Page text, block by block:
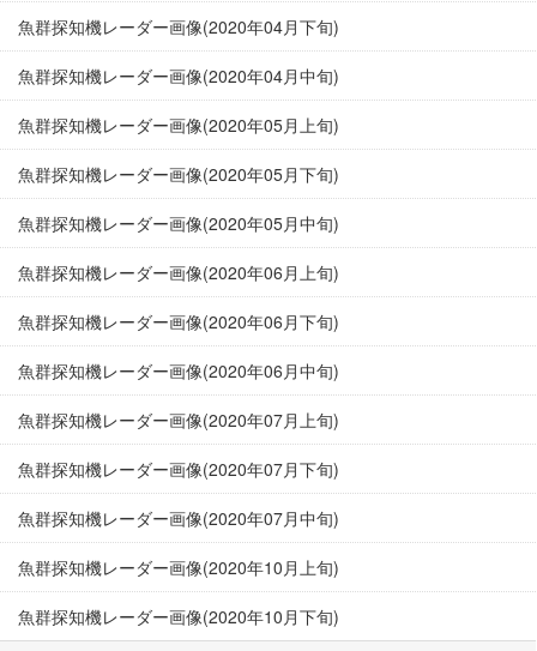
魚群探知機レーダー画像(2020年04月下旬)
魚群探知機レーダー画像(2020年04月中旬)
魚群探知機レーダー画像(2020年05月上旬)
魚群探知機レーダー画像(2020年05月下旬)
魚群探知機レーダー画像(2020年05月中旬)
魚群探知機レーダー画像(2020年06月上旬)
魚群探知機レーダー画像(2020年06月下旬)
魚群探知機レーダー画像(2020年06月中旬)
魚群探知機レーダー画像(2020年07月上旬)
魚群探知機レーダー画像(2020年07月下旬)
魚群探知機レーダー画像(2020年07月中旬)
魚群探知機レーダー画像(2020年10月上旬)
魚群探知機レーダー画像(2020年10月下旬)